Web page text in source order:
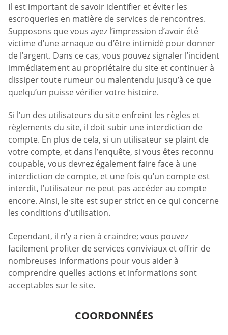
Il est important de savoir identifier et éviter les
escroqueries en matière de services de rencontres.
Supposons que vous ayez l’impression d’avoir été
victime d’une arnaque ou d’être intimidé pour donner
de l’argent. Dans ce cas, vous pouvez signaler l’incident
immédiatement au propriétaire du site et continuer à
dissiper toute rumeur ou malentendu jusqu’à ce que
quelqu’un puisse vérifier votre histoire.
Si l’un des utilisateurs du site enfreint les règles et
règlements du site, il doit subir une interdiction de
compte. En plus de cela, si un utilisateur se plaint de
votre compte, et dans l’enquête, si vous êtes reconnu
coupable, vous devrez également faire face à une
interdiction de compte, et une fois qu’un compte est
interdit, l’utilisateur ne peut pas accéder au compte
encore. Ainsi, le site est super strict en ce qui concerne
les conditions d’utilisation.
Cependant, il n’y a rien à craindre; vous pouvez
facilement profiter de services conviviaux et offrir de
nombreuses informations pour vous aider à
comprendre quelles actions et informations sont
acceptables sur le site.
COORDONNÉES